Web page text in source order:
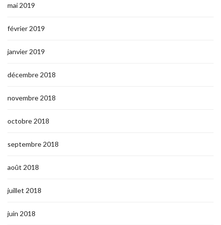
mai 2019
février 2019
janvier 2019
décembre 2018
novembre 2018
octobre 2018
septembre 2018
août 2018
juillet 2018
juin 2018